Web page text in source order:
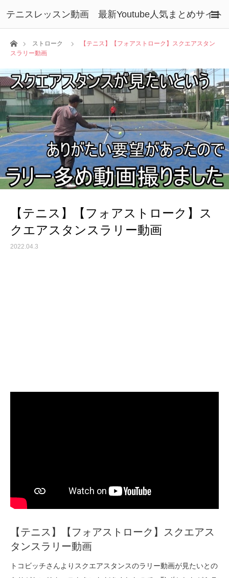
テニスレッスン動画 最新Youtube人気まとめサイト
ホームストローク
【テニス】【フォアストローク】スクエアスタン
スラリー動画
【テニス】【フォアストローク】ス
クエアスタンスラリー動画
2022.04.3
【テニス】【フォアストローク】スクエアス
タンスラリー動画
トコビッチさんよりスクエアスタンスのラリー動画が見たいとの